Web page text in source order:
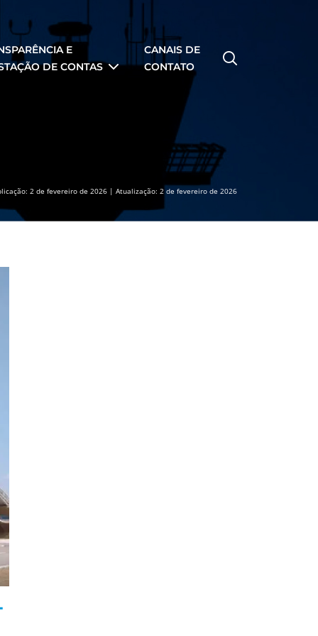
E
DE CONTAS
CANAIS DE
CONTATO
2 de fevereiro de 2026 | Atualização: 2 de fevereiro de 2026